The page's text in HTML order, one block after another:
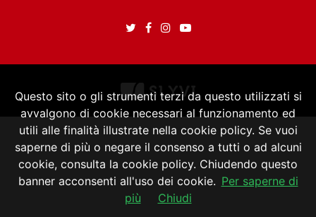
Questo sito o gli strumenti terzi da questo utilizzati si
avvalgono di cookie necessari al funzionamento ed
utili alle finalità illustrate nella cookie policy. Se vuoi
saperne di più o negare il consenso a tutti o ad alcuni
cookie, consulta la cookie policy. Chiudendo questo
banner acconsenti all'uso dei cookie. Per saperne di
più
Chiudi